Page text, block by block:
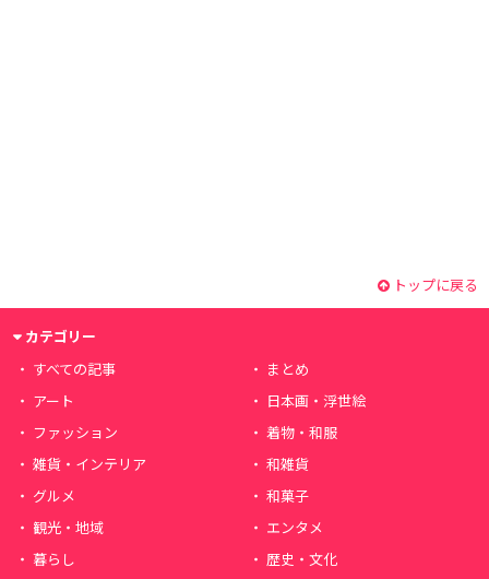
トップに戻る
カテゴリー
すべての記事
まとめ
アート
日本画・浮世絵
ファッション
着物・和服
雑貨・インテリア
和雑貨
グルメ
和菓子
観光・地域
エンタメ
暮らし
歴史・文化